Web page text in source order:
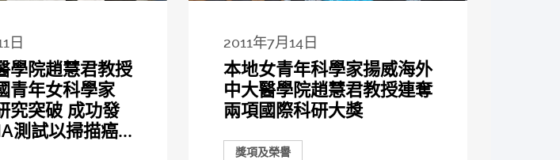
日
學院趙慧君教授
青年女科學家
究突破 成功發
測試以掃描癌...
2011年7月14日
本地女青年科學家揚威海外
中大醫學院趙慧君教授連奪
兩項國際科研大獎
獎項及榮譽